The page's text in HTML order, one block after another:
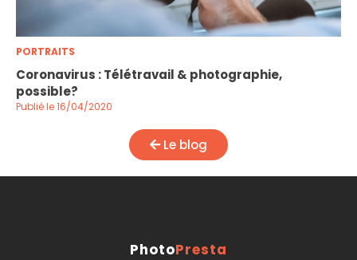
PORTRAITS
Coronavirus : Télétravail & photographie,
possible?
Publié le 16/04/2020
Le blog
PhotoPresta